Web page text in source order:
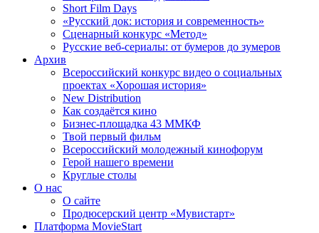
Short Film Days
«Русский док: история и современность»
Сценарный конкурс «Метод»
Русские веб-сериалы: от бумеров до зумеров
Архив
Всероссийский конкурс видео о социальных
проектах «Хорошая история»
New Distribution
Как создаётся кино
Бизнес-площадка 43 ММКФ
Твой первый фильм
Всероссийский молодежный кинофорум
Герой нашего времени
Круглые столы
О нас
О сайте
Продюсерский центр «Мувистарт»
Платформа MovieStart